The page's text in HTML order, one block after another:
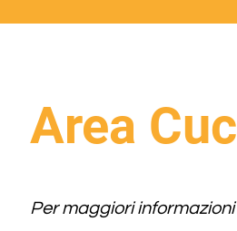
Area
Per maggiori